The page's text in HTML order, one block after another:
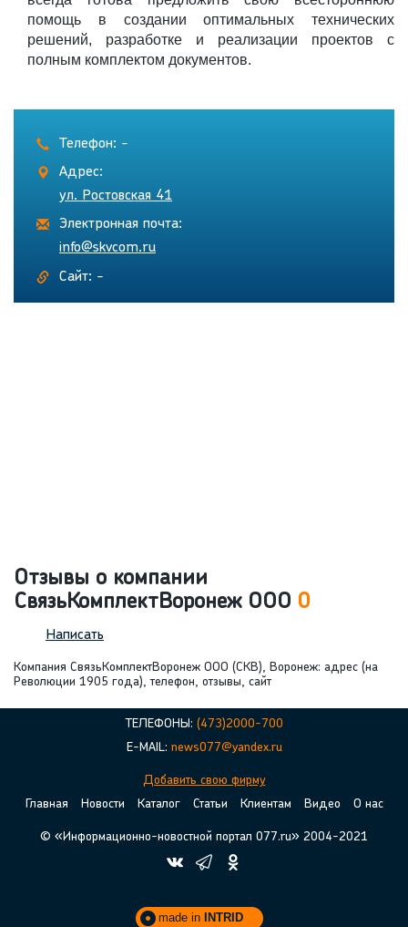
помощь в создании оптимальных технических
решений, разработке и реализации проектов с
полным комплектом документов.
Телефон: -
Адрес:
ул. Ростовская 41
Электронная почта:
info@skvcom.ru
Сайт: -
Отзывы о компании
СвязьКомплектВоронеж ООО 0
Написать
Компания СвязьКомплектВоронеж ООО (СКВ), Воронеж: адрес (на
Революции 1905 года), телефон, отзывы, сайт
ТЕЛЕФОНЫ: (473)2000-700
E-MAIL: news077@yandex.ru
Добавить свою фирму
Главная
Новости Каталог Статьи Клиентам Видео О нас
© «Информационно-новостной портал 077.ru» 2004-2021
made in INTRID